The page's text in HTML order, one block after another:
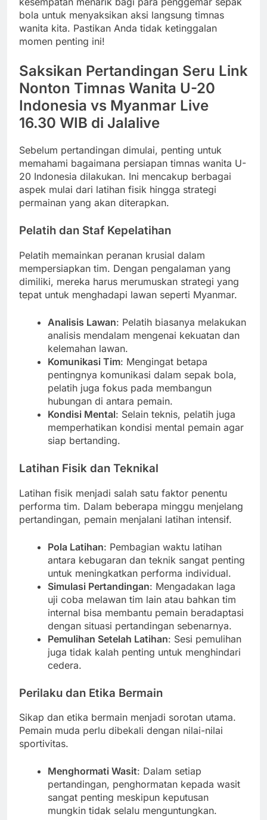
bola untuk menyaksikan aksi langsung timnas
wanita kita. Pastikan Anda tidak ketinggalan
momen penting ini!
Saksikan Pertandingan Seru Link
Nonton Timnas Wanita U-20
Indonesia vs Myanmar Live
16.30 WIB di Jalalive
Sebelum pertandingan dimulai, penting untuk
memahami bagaimana persiapan timnas wanita U-
20 Indonesia dilakukan. Ini mencakup berbagai
aspek mulai dari latihan fisik hingga strategi
permainan yang akan diterapkan.
Pelatih dan Staf Kepelatihan
Pelatih memainkan peranan krusial dalam
mempersiapkan tim. Dengan pengalaman yang
dimiliki, mereka harus merumuskan strategi yang
tepat untuk menghadapi lawan seperti Myanmar.
Analisis Lawan: Pelatih biasanya melakukan
analisis mendalam mengenai kekuatan dan
kelemahan lawan.
Komunikasi Tim: Mengingat betapa
pentingnya komunikasi dalam sepak bola,
pelatih juga fokus pada membangun
hubungan di antara pemain.
Kondisi Mental: Selain teknis, pelatih juga
memperhatikan kondisi mental pemain agar
siap bertanding.
Latihan Fisik dan Teknikal
Latihan fisik menjadi salah satu faktor penentu
performa tim. Dalam beberapa minggu menjelang
pertandingan, pemain menjalani latihan intensif.
Pola Latihan: Pembagian waktu latihan
antara kebugaran dan teknik sangat penting
untuk meningkatkan performa individual.
Simulasi Pertandingan: Mengadakan laga
uji coba melawan tim lain atau bahkan tim
internal bisa membantu pemain beradaptasi
dengan situasi pertandingan sebenarnya.
Pemulihan Setelah Latihan: Sesi pemulihan
juga tidak kalah penting untuk menghindari
cedera.
Perilaku dan Etika Bermain
Sikap dan etika bermain menjadi sorotan utama.
Pemain muda perlu dibekali dengan nilai-nilai
sportivitas.
Menghormati Wasit: Dalam setiap
pertandingan, penghormatan kepada wasit
sangat penting meskipun keputusan
mungkin tidak selalu menguntungkan.